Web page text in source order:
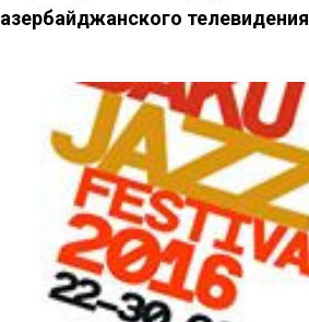
азербайджанского телевидения